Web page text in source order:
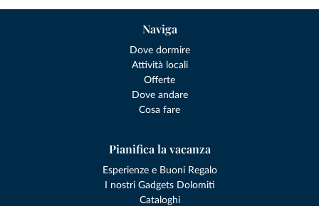
Naviga
Dove dormire
Attività locali
Offerte
Dove andare
Cosa fare
Pianifica la vacanza
Esperienze e Buoni Regalo
I nostri Gadgets Dolomiti
Cataloghi